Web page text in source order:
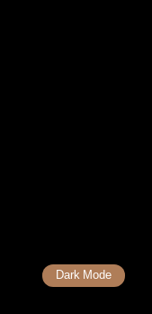
Dark Mode